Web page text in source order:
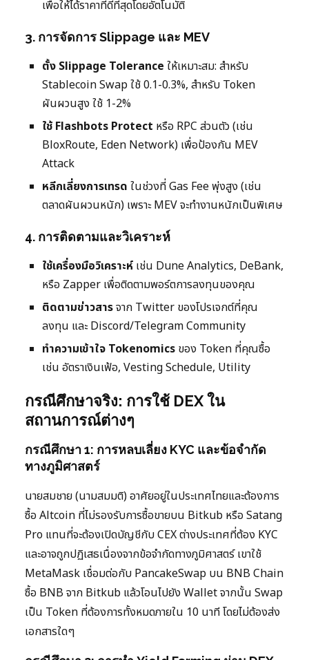
เพื่อให้ได้ราคาที่ดีที่สุดโดยอัตโนมัติ
3. การจัดการ Slippage และ MEV
ตั้ง Slippage Tolerance ให้เหมาะสม: สำหรับ
Stablecoin Swap ใช้ 0.1-0.3%, สำหรับ Token
ผันผวนสูง ใช้ 1-2%
ใช้ Flashbots Protect หรือ RPC ส่วนตัว (เช่น
BloxRoute, Eden Network) เพื่อป้องกัน MEV
Attack
หลีกเลี่ยงการเทรด ในช่วงที่ Gas Fee พุ่งสูง (เช่น
ตลาดผันผวนหนัก) เพราะ MEV จะทำงานหนักเป็นพิเศษ
4. การติดตามและวิเคราะห์
ใช้เครื่องมือวิเคราะห์ เช่น Dune Analytics, DeBank,
หรือ Zapper เพื่อติดตามพอร์ตการลงทุนของคุณ
ติดตามข่าวสารจาก Twitter ของโปรเจกต์ที่คุณ
ลงทุน และ Discord/Telegram Community
ทำความเข้าใจ Tokenomics ของ Token ที่คุณซื้อ
เช่น อัตราเงินเฟ้อ, Vesting Schedule, Utility
กรณีศึกษาจริง: การใช้ DEX ใน
สถานการณ์ต่างๆ
กรณีศึกษา 1: การหลบเลี่ยง KYC และข้อจำกัด
ทางภูมิศาสตร์
นายสมชาย (นามสมมติ) อาศัยอยู่ในประเทศไทยและต้องการ
ซื้อ Altcoin ที่ไม่รองรับการซื้อขายบน Bitkub หรือ Satang
Pro แทนที่จะต้องเปิดบัญชีกับ CEX ต่างประเทศที่ต้อง KYC
และอาจถูกปฏิเสธเนื่องจากข้อจำกัดทางภูมิศาสตร์ เขาใช้
MetaMask เชื่อมต่อกับ PancakeSwap บน BNB Chain
ซื้อ BNB จาก Bitkub แล้วโอนไปยัง Wallet จากนั้น Swap
เป็น Token ที่ต้องการทั้งหมดภายใน 10 นาที โดยไม่ต้องส่ง
เอกสารใดๆ